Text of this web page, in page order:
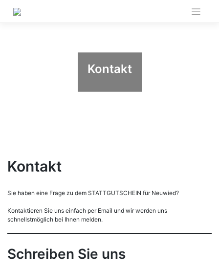
content
Kontakt
Kontakt
Sie haben eine Frage zu dem STATTGUTSCHEIN für Neuwied?
Kontaktieren Sie uns einfach per Email und wir werden uns
schnellstmöglich bei Ihnen melden.
Schreiben Sie uns